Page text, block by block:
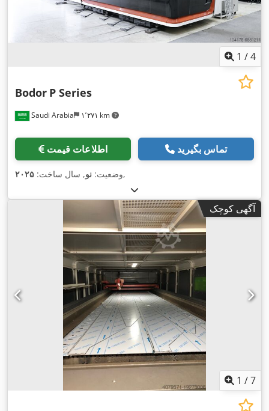
1 /4
Saudi Arabia ۱٬۲۷۱ km
Bodor P Series
اطلاعات قیمت تماس بگیرید
وضعیت: نو, سال ساخت: ۲۰۲۵ ,
آگهی کوچک
1 /7